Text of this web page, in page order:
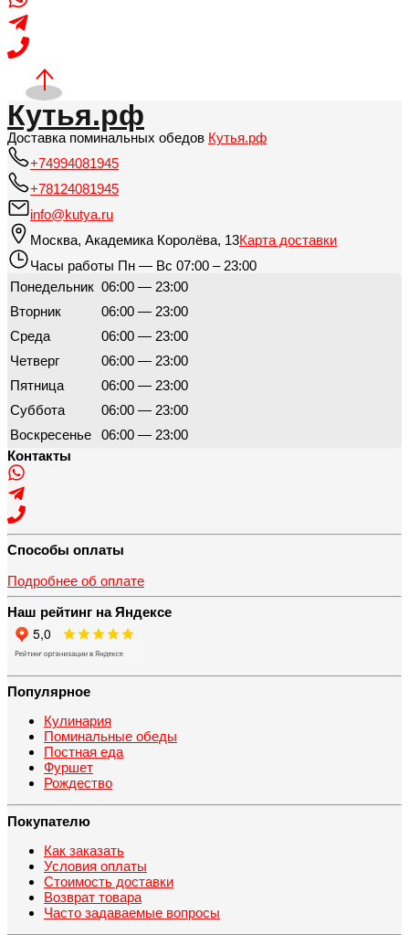
Кутья.рф
Доставка поминальных обедов Кутья.рф
+74994081945
+78124081945
info@kutya.ru
Москва, Академика Королёва, 13Карта доставки
Часы работы Пн — Вс 07:00 – 23:00
Понедельник 06:00 — 23:00
Вторник
06:00 — 23:00
Среда
06:00 — 23:00
Четверг
06:00 — 23:00
Пятница
06:00 — 23:00
Суббота
06:00 — 23:00
Воскресенье
06:00 — 23:00
Контакты
Способы оплаты
Подробнее об оплате
Наш рейтинг на Яндексе
Популярное
Кулинария
Поминальные обеды
Постная еда
Фуршет
Рождество
Покупателю
Как заказать
Условия оплаты
Стоимость доставки
Возврат товара
Часто задаваемые вопросы